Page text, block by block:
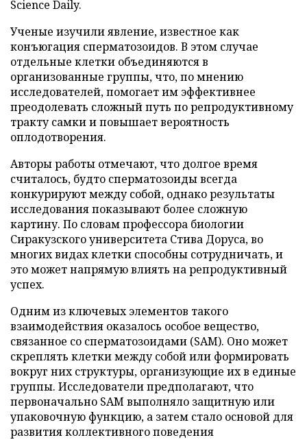
Science Daily.
Ученые изучили явление, известное как
конъюгация сперматозоидов. В этом случае
отдельные клетки объединяются в
организованные группы, что, по мнению
исследователей, помогает им эффективнее
преодолевать сложный путь по репродуктивному
тракту самки и повышает вероятность
оплодотворения.
Авторы работы отмечают, что долгое время
считалось, будто сперматозоиды всегда
конкурируют между собой, однако результаты
исследования показывают более сложную
картину. По словам профессора биологии
Сиракузского университета Стива Доруса, во
многих видах клетки способны сотрудничать, и
это может напрямую влиять на репродуктивный
успех.
Одним из ключевых элементов такого
взаимодействия оказалось особое вещество,
связанное со сперматозоидами (SAM). Оно может
скреплять клетки между собой или формировать
вокруг них структуры, организующие их в единые
группы. Исследователи предполагают, что
первоначально SAM выполняло защитную или
упаковочную функцию, а затем стало основой для
развития коллективного поведения